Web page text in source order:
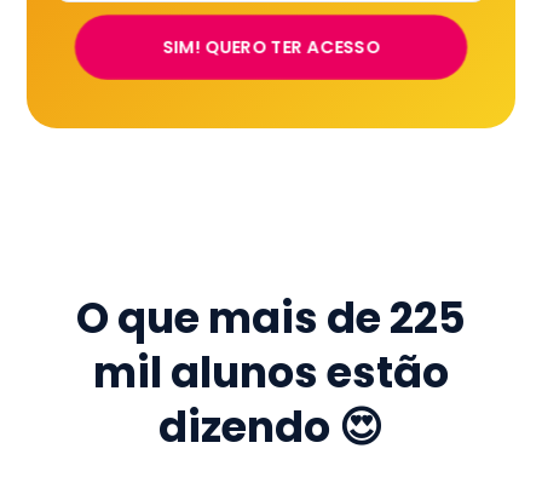
SIM! QUERO TER ACESSO
O que mais de225
mil alunos estão
dizendo 😍